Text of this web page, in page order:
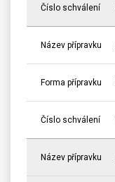
Číslo schválení
Název přípravku
Forma přípravku
Číslo schválení
Název přípravku